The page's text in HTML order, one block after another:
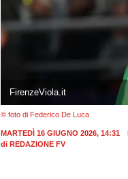
FirenzeViola.it
© foto di Federico De Luca
MARTEDÌ 16 GIUGNO 2026, 14:31
di REDAZIONE FV